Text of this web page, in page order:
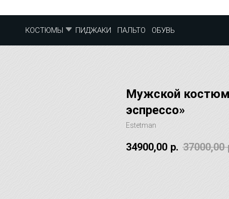
КОСТЮМЫ ПИДЖАКИ ПАЛЬТО ОБУВЬ
Мужской
эспрессо»
Estetman
34900,00 р. 37000,00
ОТЛОЖИТЬ НА